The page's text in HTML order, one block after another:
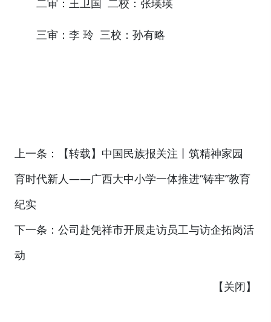
三审：李 玲 三校：孙有略
上一条：
【转载】中国民族报关注丨筑精神家园
育时代新人——广西大中小学一体推进“铸牢”教育
纪实
下一条： 公司赴凭祥市开展走访员工与访企拓岗活
动
【关闭】